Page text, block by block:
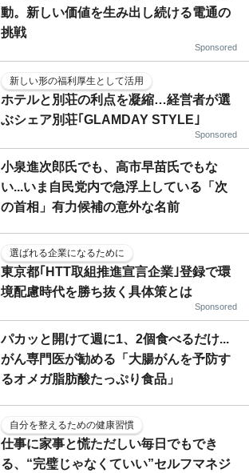
動。新しい価値を生み出し続ける電通の
挑戦
Sponsored
新しい形の福利厚生として活用
ホテルと別荘の利点を凝縮…経営者が選
ぶシェア別荘｢GLAMDAY STYLE｣
Sponsored
小泉進次郎氏でも、高市早苗氏でもな
い...いま自民党内で急浮上している「次
の首相」有力候補の意外な名前
選ばれる企業になるために
東京都｢HTT取組推進宣言企業｣登録で環
境配慮時代を勝ち抜く具体策とは
Sponsored
パカッと開けて週に1、2個食べるだけ...
がん専門医が勧める「大腸がんを予防す
るオメガ脂肪酸たっぷり食品」
自分を整えるための健康習慣
仕事に家事と慌ただしい毎日でもでき
る、“完璧じゃなくていい”セルフマネジ